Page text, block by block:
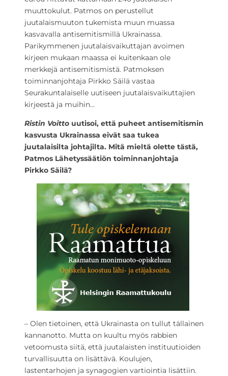
muuttokulut. Patmos on perustellut
juutalaismuuton tukemista muun muassa
kasvavalla antisemitismillä Ukrainassa.
Parikymmenen juutalaisvaikuttajan avoimen
kirjeen mukaan maassa ei kuitenkaan ole
merkkejä antisemitismistä. Patmoksen
toiminnanjohtaja Pirkko Säilä vastaa
Seurakuntalaiselle uutiseen juutalaisvaikuttajien
kirjeestä ja muihin…
Ristin Voitto uutisoi, että puheet antisemitismin
kasvusta Ukrainassa eivät saa tukea
juutalaisilta johtajilta. Mitä mieltä olette tästä,
Patmos Lähetyssäätiön toiminnanjohtaja
Pirkko Säilä?
– Olen tietoinen, että Ukrainasta on tullut tällainen
kannanotto. Mutta on kuultu myös rabbien
vetoomusta siitä, että juutalaisten instituutioiden
turvallisuutta on lisättävä. Koulujen,
lastentarhojen ja synagogien vartiointia lisättiin.